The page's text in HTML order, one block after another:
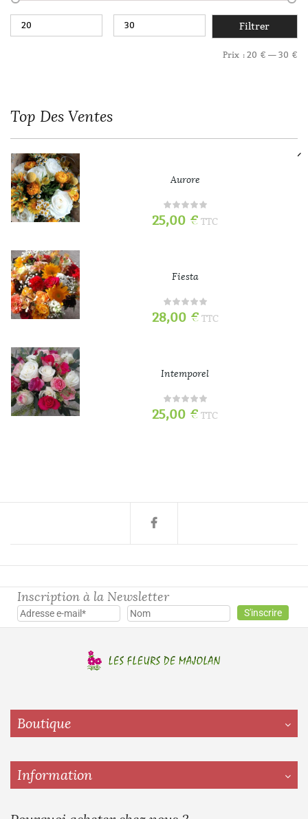
Filtrer
Prix : 20 € — 30 €
Top Des Ventes
Aurore
25,00 € TTC
Fiesta
28,00 € TTC
Intemporel
25,00 € TTC
Inscription à la Newsletter
Boutique
Information